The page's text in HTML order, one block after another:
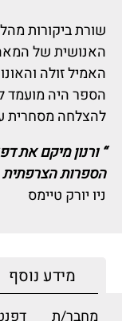
שורת ביקורות
האמיל זולה
להצלחה מסחרית
“ ורנון מיקם את
הספרות הצרפתית
ניו יורק טיימס
מידע נוסף
מחבר/ת